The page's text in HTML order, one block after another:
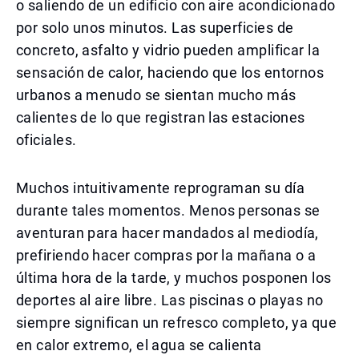
o saliendo de un edificio con aire acondicionado
por solo unos minutos. Las superficies de
concreto, asfalto y vidrio pueden amplificar la
sensación de calor, haciendo que los entornos
urbanos a menudo se sientan mucho más
calientes de lo que registran las estaciones
oficiales.
Muchos intuitivamente reprograman su día
durante tales momentos. Menos personas se
aventuran para hacer mandados al mediodía,
prefiriendo hacer compras por la mañana o a
última hora de la tarde, y muchos posponen los
deportes al aire libre. Las piscinas o playas no
siempre significan un refresco completo, ya que
en calor extremo, el agua se calienta